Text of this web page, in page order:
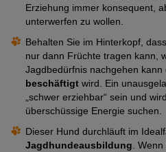
Erziehung immer konsequent,
unterwerfen zu wollen.
Behalten Sie im Hinterkopf,
nur dann Früchte tragen kann,
Jagdbedürfnis nachgehen kann
beschäftigt wird. Ein
„schwer erziehbar“ sein und
überschüssige Energie suchen.
Dieser Hund durchläuft im
Jagdhundeausbildung .